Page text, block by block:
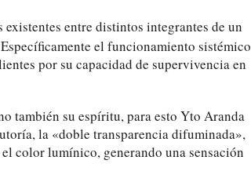
entre distintos integrantes de un
el funcionamiento sistémico
por su capacidad de supervivencia en
también su espíritu, para esto Yto Aranda
la «doble transparencia difuminada»,
color lumínico, generando una sensación